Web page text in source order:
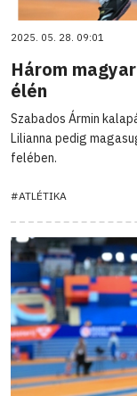
2025. 05. 28. 09:01
Három
élén
Szabados Ármin
Lilianna pedig
felében.
#ATLÉTIKA